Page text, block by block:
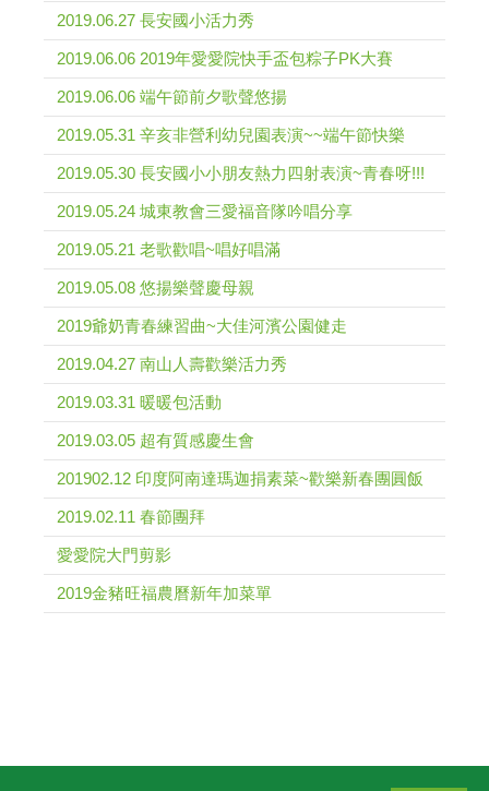
2019.06.27 長安國小活力秀
2019.06.06 2019年愛愛院快手盃包粽子PK大賽
2019.06.06 端午節前夕歌聲悠揚
2019.05.31 辛亥非營利幼兒園表演~~端午節快樂
2019.05.30 長安國小小朋友熱力四射表演~青春呀!!!
2019.05.24 城東教會三愛福音隊吟唱分享
2019.05.21 老歌歡唱~唱好唱滿
2019.05.08 悠揚樂聲慶母親
2019爺奶青春練習曲~大佳河濱公園健走
2019.04.27 南山人壽歡樂活力秀
2019.03.31 暖暖包活動
2019.03.05 超有質感慶生會
201902.12 印度阿南達瑪迦捐素菜~歡樂新春團圓飯
2019.02.11 春節團拜
愛愛院大門剪影
2019金豬旺福農曆新年加菜單